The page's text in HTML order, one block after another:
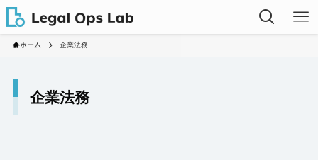
ホーム 企業法務
企業法務